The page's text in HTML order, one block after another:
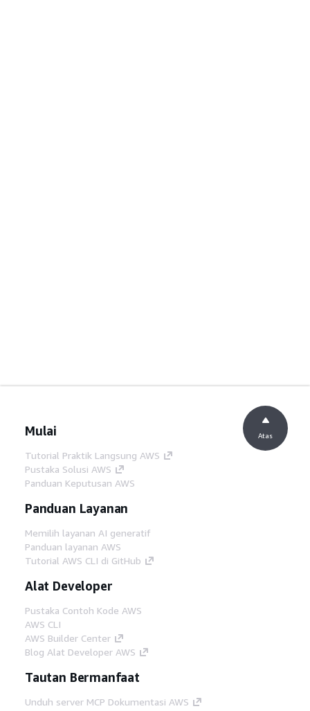
Mulai
Tutorial Praktik Langsung AWS
Pustaka Solusi AWS
Panduan Keputusan AWS
Panduan Layanan
Memilih layanan AI generatif
Panduan layanan AWS
Tutorial AWS CLI di GitHub
Alat Developer
Pustaka Contoh Kode AWS
AWS CLI
AWS Builder Center
Blog Alat Developer AWS
Tautan Bermanfaat
Unduh server MCP Dokumentasi AWS
Atas